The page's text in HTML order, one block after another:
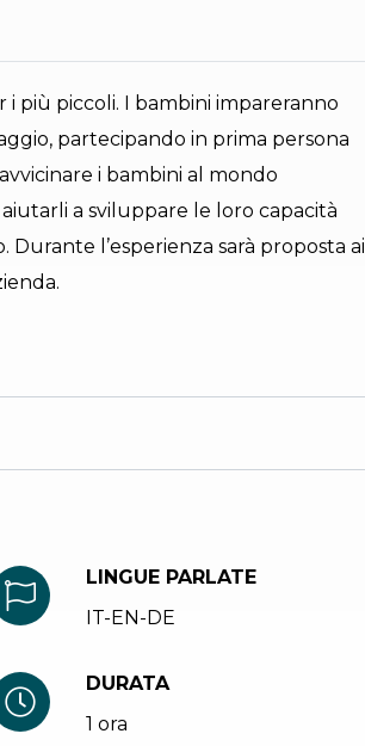
i più piccoli. I bambini impareranno
partecipando in prima persona
i bambini al mondo
a sviluppare le loro capacità
l’esperienza sarà proposta ai
per
LINGUE PARLATE
IT-EN-DE
DURATA
1 ora